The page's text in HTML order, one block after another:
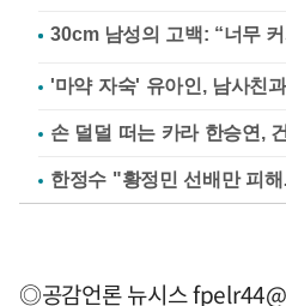
'마약 자숙' 유아인, 남사친
손 덜덜 떠는 카라 한승연,
한정수 "황정민 선배만 피
◎공감언론 뉴시스